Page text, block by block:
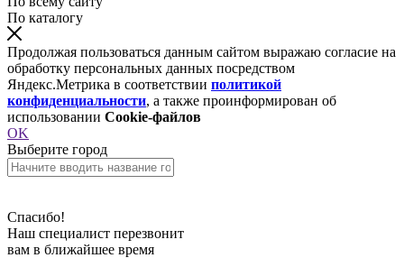
По каталогу
Продолжая пользоваться данным сайтом выражаю согласие на
обработку персональных данных посредством
Яндекс.Метрика в соответствии политикой
конфиденциальности, а также проинформирован об
использовании Cookie-файлов
OK
Выберите город
Спасибо!
Наш специалист перезвонит
вам в ближайшее время